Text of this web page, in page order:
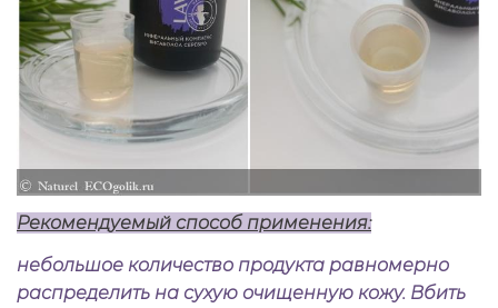
Рекомендуемый способ применения:
небольшое количество продукта равномерно
распределить на сухую очищенную кожу. Вбить